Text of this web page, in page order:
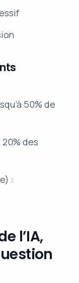
50% de
des
:
l’IA,